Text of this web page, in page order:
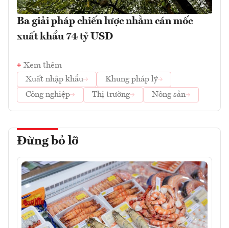
Ba giải pháp chiến lược nhằm cán mốc
xuất khẩu 74 tỷ USD
Xem thêm
Xuất nhập khẩu
Khung pháp lý
Công nghiệp
Thị trường Nông sản
Đừng bỏ lỡ